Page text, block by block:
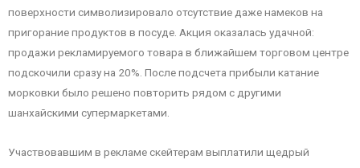
поверхности символизировало отсутствие даже намеков на
пригорание продуктов в посуде. Акция оказалась удачной:
продажи рекламируемого товара в ближайшем торговом центре
подскочили сразу на 20%. После подсчета прибыли катание
морковки было решено повторить рядом с другими
шанхайскими супермаркетами.
Участвовавшим в рекламе скейтерам выплатили щедрый